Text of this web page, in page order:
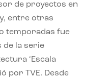
de proyectos en
y, entre otras
temporadas fue
de la serie
‘Escala
por TVE. Desde